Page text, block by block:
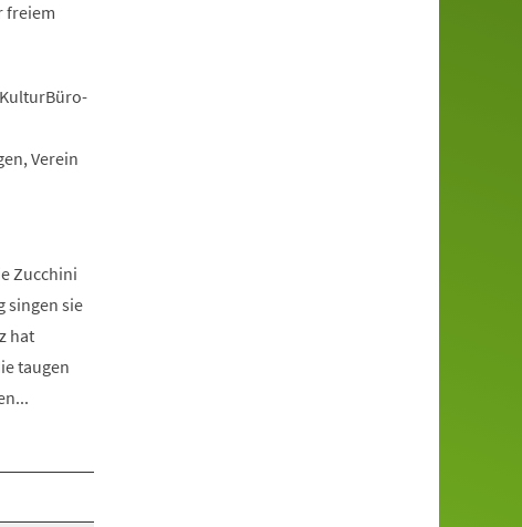
freiem
Verein
Zucchini
singen sie
hat
taugen